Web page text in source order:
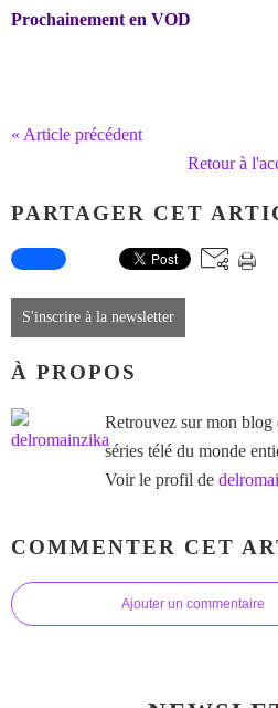
Prochainement en VOD
« Article précédent
Retour à
PARTAGER CET
S'inscrire à la newsletter
À PROPOS
Retrouvez sur mon blog
séries télé du monde
Voir le profil de
COMMENTER CET
Ajouter un commentaire